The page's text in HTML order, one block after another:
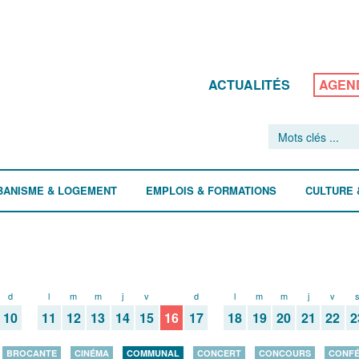
ACTUALITÉS
& LOGEMENT EMPLOIS & FORMATIONS CULTURE
d
10
l
11
m
12
m
13
j
14
v
15 16
d
17
l
18
m
19
m
20
j
21
v
22
s
BROCANTE CINÉMA COMMUNAL CONCERT CONCOURS